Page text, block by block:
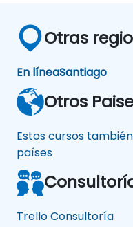
Otras
En líneaSantiago
Otros
Estos cursos
países
Trello Consultoría